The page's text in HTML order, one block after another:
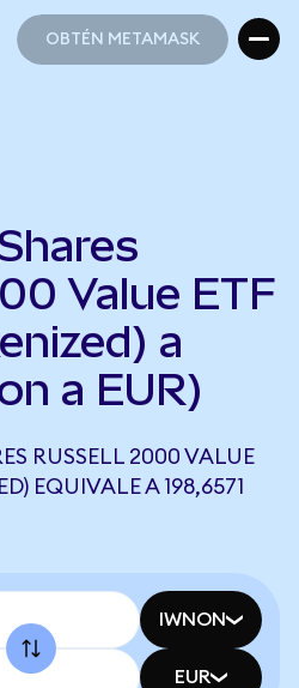
OBTÉN METAMASK
Value ETF
a
a EUR)
RUSSELL 2000 VALUE
EQUIVALE A 198,6571
IWNON
EUR